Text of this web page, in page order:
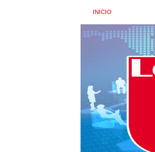
INICIO